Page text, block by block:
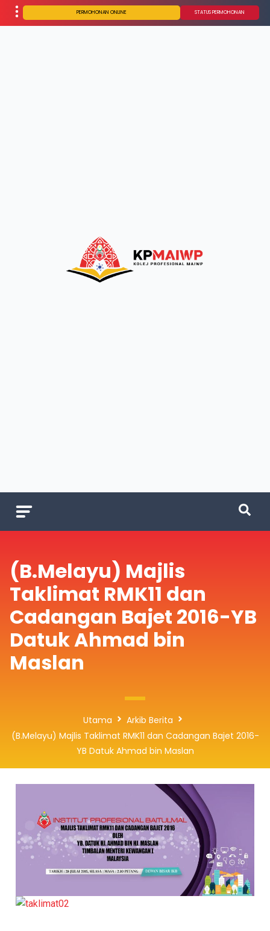
PERMOHONAN ONLINE STATUS PERMOHONAN
(B.Melayu) Majlis
Taklimat RMK11 dan
Cadangan Bajet 2016-YB
Datuk Ahmad bin
Maslan
Utama
Arkib Berita
(B.Melayu) Majlis Taklimat RMK11 dan Cadangan Bajet 2016-
YB Datuk Ahmad bin Maslan